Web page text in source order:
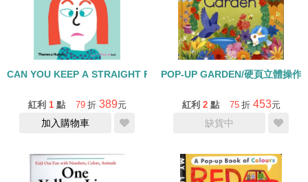
CAN YOU KEEP A STRAIGHT FACE /操作書
紅利 1 點 79 折 389元
加入購物車
POP-UP GARDEN/硬頁立體操作
紅利 2 點 75 折 453元
缺貨中